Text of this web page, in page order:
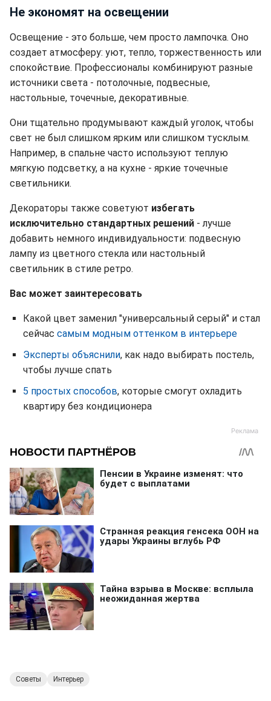
Не экономят на освещении
Освещение - это больше, чем просто лампочка. Оно
создает атмосферу: уют, тепло, торжественность или
спокойствие. Профессионалы комбинируют разные
источники света - потолочные, подвесные,
настольные, точечные, декоративные.
Они тщательно продумывают каждый уголок, чтобы
свет не был слишком ярким или слишком тусклым.
Например, в спальне часто используют теплую
мягкую подсветку, а на кухне - яркие точечные
светильники.
Декораторы также советуют избегать
исключительно стандартных решений - лучше
добавить немного индивидуальности: подвесную
лампу из цветного стекла или настольный
светильник в стиле ретро.
Вас может заинтересовать
Какой цвет заменил "универсальный серый" и стал
сейчас самым модным оттенком в интерьере
Эксперты объяснили, как надо выбирать постель,
чтобы лучше спать
5 простых способов, которые смогут охладить
квартиру без кондиционера
Советы Интерьер